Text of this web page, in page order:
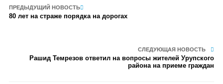
ПРЕДЫДУЩИЙ НОВОСТЬ
80 лет на страже порядка на дорогах
СЛЕДУЮЩАЯ НОВОСТЬ
Рашид Темрезов ответил на вопросы жителей Урупского
района на приеме граждан